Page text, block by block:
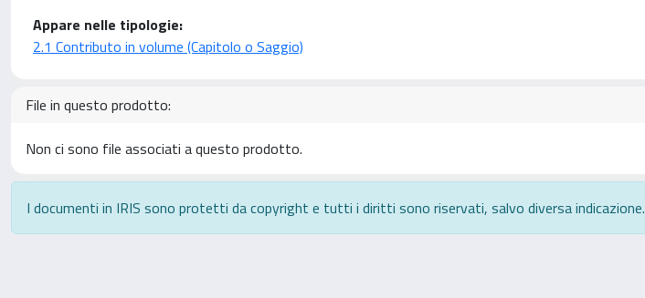
Appare nelle tipologie:
2.1 Contributo in volume (Capitolo o Saggio)
File in questo prodotto:
Non ci sono file associati a questo prodotto.
I documenti in IRIS sono protetti da copyright e tutti i diritti sono riservati, salvo diversa indicazione.